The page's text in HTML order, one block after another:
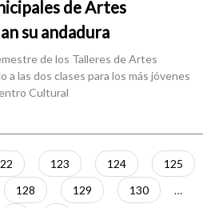
de Artes
su andadura
de los Talleres de Artes
a las dos clases para los más jóvenes
Cultural
Pàgina
123 Pàgina
124 Pàgina
125
Pàgina
128 Pàgina
129 Pàgina
130
…